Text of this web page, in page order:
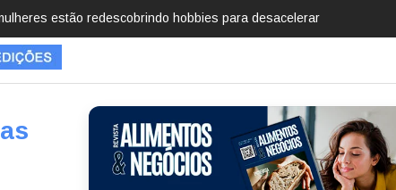
em 2025, diz Anuário de Segurança Pública